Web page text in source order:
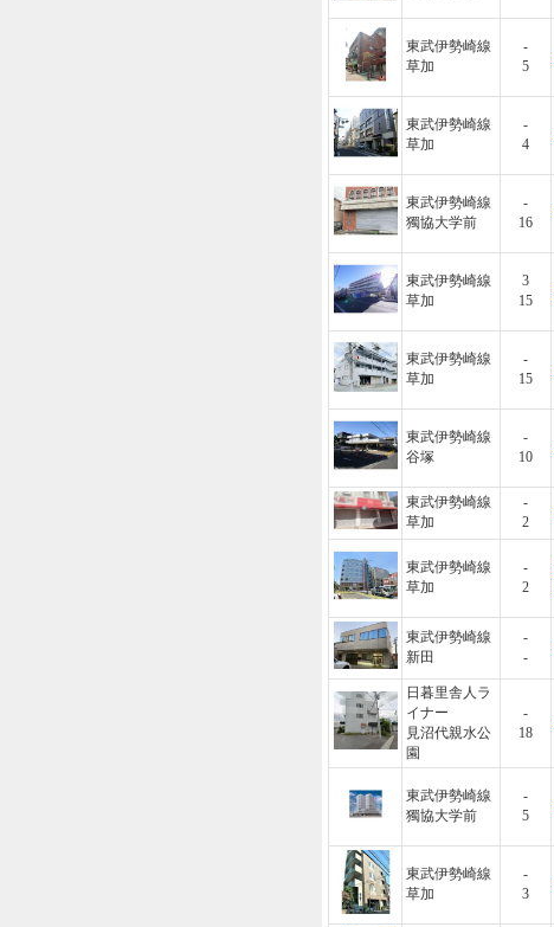
東武伊勢崎線
草加
-
5
東武伊勢崎線
草加
-
4
東武伊勢崎線
獨協大学前
-
16
東武伊勢崎線
草加
3
15
東武伊勢崎線
草加
-
15
東武伊勢崎線
谷塚
-
10
東武伊勢崎線
草加
-
2
東武伊勢崎線
草加
-
2
東武伊勢崎線
新田
-
-
日暮里舎人ラ
イナー
見沼代親水公
園
-
18
東武伊勢崎線
獨協大学前
-
5
東武伊勢崎線
草加
-
3